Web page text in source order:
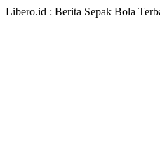
Libero.id : Berita Sepak Bola